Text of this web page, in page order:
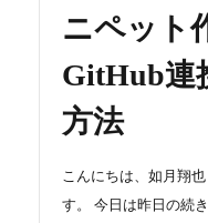
ニペット
GitHub連
方法
こんにちは、如月翔
す。 今日は昨日の続